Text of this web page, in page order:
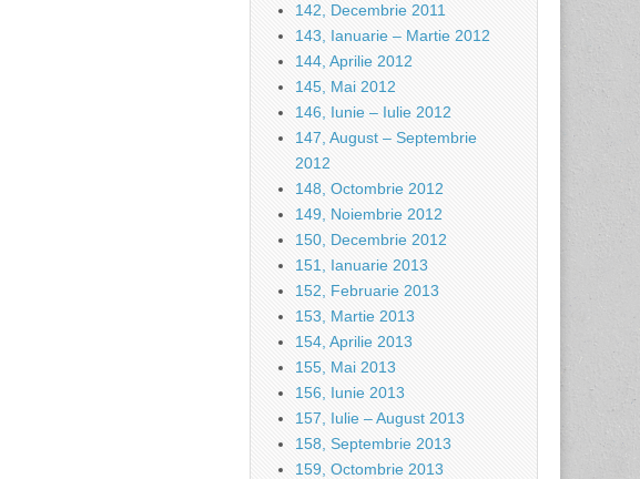
142, Decembrie 2011
143, Ianuarie – Martie 2012
144, Aprilie 2012
145, Mai 2012
146, Iunie – Iulie 2012
147, August – Septembrie
2012
148, Octombrie 2012
149, Noiembrie 2012
150, Decembrie 2012
151, Ianuarie 2013
152, Februarie 2013
153, Martie 2013
154, Aprilie 2013
155, Mai 2013
156, Iunie 2013
157, Iulie – August 2013
158, Septembrie 2013
159, Octombrie 2013